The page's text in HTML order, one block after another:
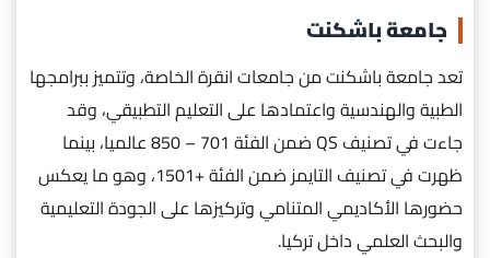
جامعة باشكنت
تعد جامعة باشكنت من جامعات انقرة الخاصة، وتتميز ببرامجها
الطبية والهندسية واعتمادها على التعليم التطبيقي، وقد
جاءت في تصنيف QS ضمن الفئة 701 – 850 عالميا، بينما
ظهرت في تصنيف التايمز ضمن الفئة +1501، وهو ما يعكس
حضورها الأكاديمي المتنامي وتركيزها على الجودة التعليمية
والبحث العلمي داخل تركيا.